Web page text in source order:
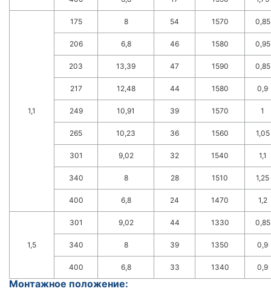
1,1
175 8 54 1570 0,85
206 6,8 46 1580 0,95
203 13,39 47 1590 0,85
217 12,48 44 1580 0,9
249 10,91 39 1570 1
265 10,23 36 1560 1,05
301 9,02 32 1540 1,1
340 8 28 1510 1,25
400 6,8 24 1470 1,2
1,5
301 9,02 44 1330 0,85
340 8 39 1350 0,9
400 6,8 33 1340 0,9
Монтажное положение: